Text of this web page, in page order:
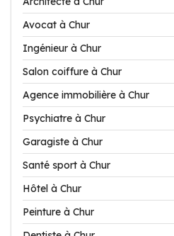
Avocat à Chur
Ingénieur à Chur
Salon coiffure à Chur
Agence immobilière à Chur
Psychiatre à Chur
Garagiste à Chur
Santé sport à Chur
Hôtel à Chur
Peinture à Chur